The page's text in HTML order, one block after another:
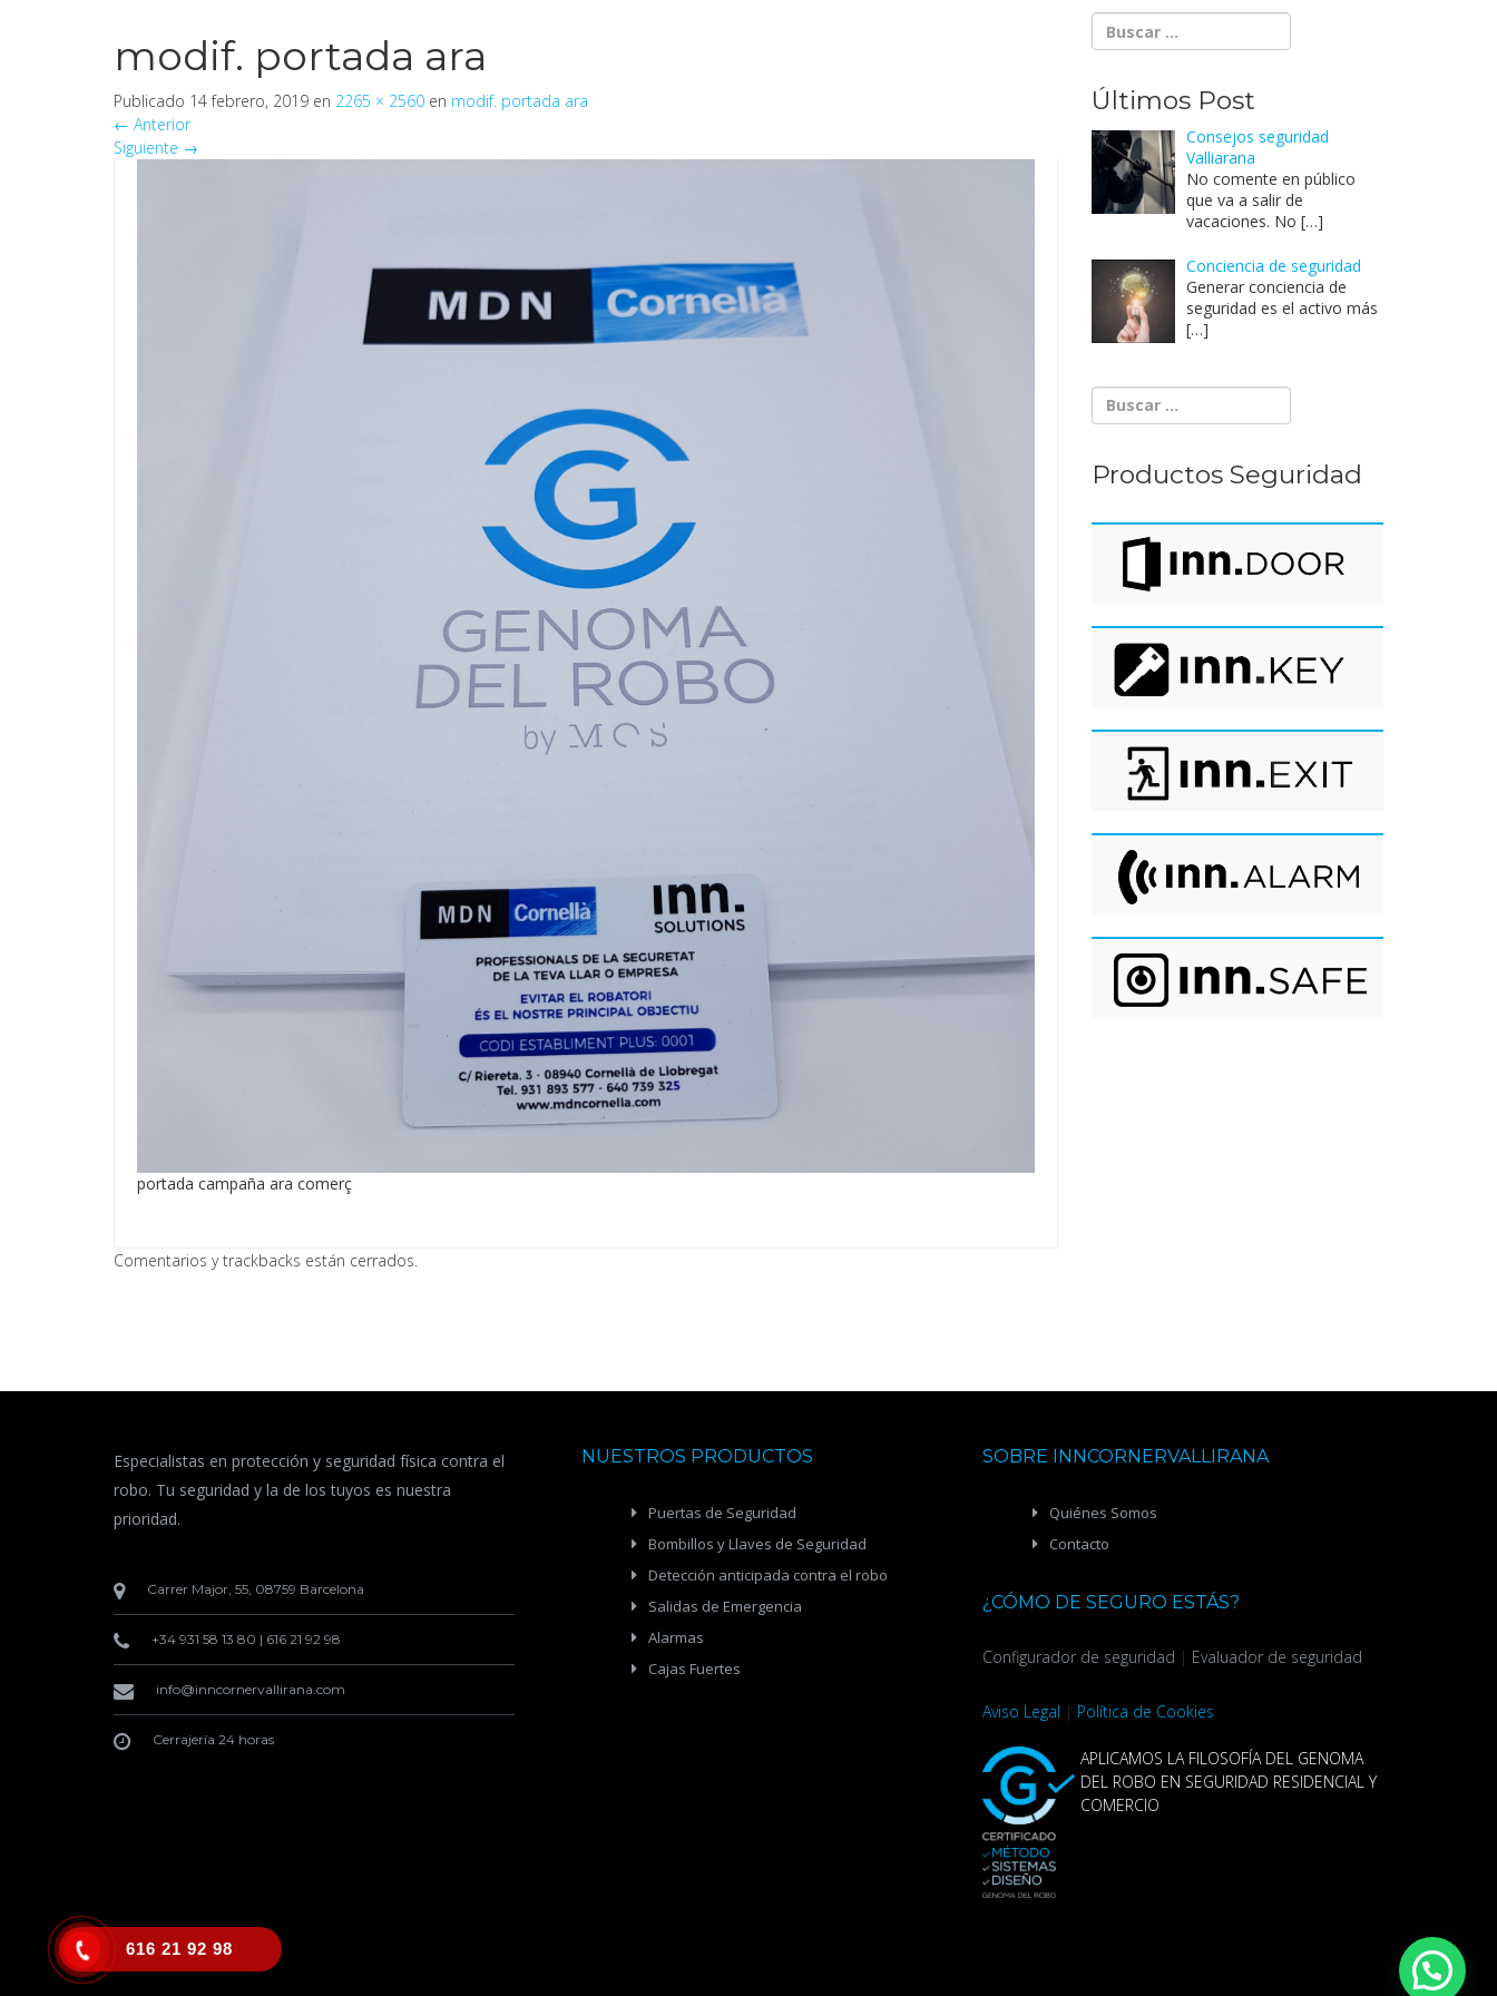
modif. portada ara
Publicado 14 febrero, 2019 en 2265 × 2560 en modif. portada ara
← Anterior
Siguiente →
portada campaña ara comerç
Comentarios y trackbacks están cerrados.
Últimos Post
Consejos seguridad
Valliarana
No comente en público
que va a salir de
vacaciones. No […]
Conciencia de seguridad
Generar conciencia de
seguridad es el activo más
[…]
Productos Seguridad
Especialistas en protección y seguridad física contra el
robo. Tu seguridad y la de los tuyos es nuestra
prioridad.
Carrer Major, 55, 08759 Barcelona
+34 931 58 13 80 | 616 21 92 98
info@inncornervallirana.com
Cerrajería 24 horas
NUESTROS PRODUCTOS
Puertas de Seguridad
Bombillos y Llaves de Seguridad
Detección anticipada contra el robo
Salidas de Emergencia
Alarmas
Cajas Fuertes
SOBRE INNCORNERVALLIRANA
Quiénes Somos
Contacto
¿CÓMO DE SEGURO ESTÁS?
Configurador de seguridad | Evaluador de seguridad
Aviso Legal | Política de Cookies
APLICAMOS LA FILOSOFÍA DEL GENOMA
DEL ROBO EN SEGURIDAD RESIDENCIAL Y
COMERCIO
616 21 92 98